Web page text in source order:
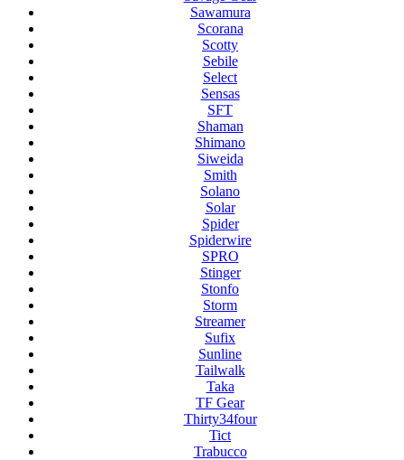
Sawamura
Scorana
Scotty
Sebile
Select
Sensas
SFT
Shaman
Shimano
Siweida
Smith
Solano
Solar
Spider
Spiderwire
SPRO
Stinger
Stonfo
Storm
Streamer
Sufix
Sunline
Tailwalk
Taka
TF Gear
Thirty34four
Tict
Trabucco